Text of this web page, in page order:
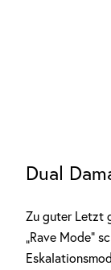
Dual
Zu guter Letzt
„Rave Mode“